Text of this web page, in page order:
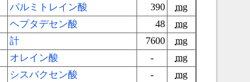
パルミトレイン酸 390
mg
ヘプタデセン酸 48
mg
計 7600
mg
オレイン酸 -
mg
シスバクセン酸 -
mg